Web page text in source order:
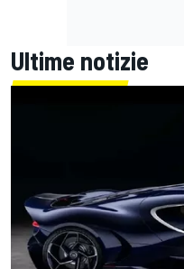
Ultime notizie